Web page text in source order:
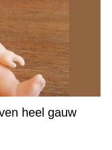
heel gauw